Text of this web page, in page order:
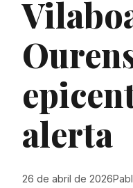
alerta
26 de abril de 2026